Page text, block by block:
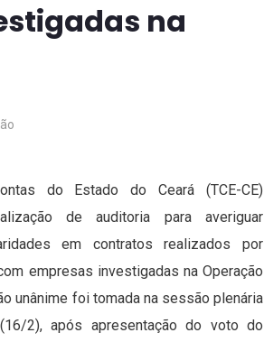
na
do Estado do Ceará (TCE-CE)
de auditoria para averiguar
em contratos realizados por
empresas investigadas na Operação
unânime foi tomada na sessão plenária
2), após apresentação do voto do